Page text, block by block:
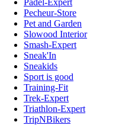
Pecheur-Store
Pet and Garden
Slowood Interior
Smash-Expert
Sneak'In
Sneakids
Sport is good
Training-Fit
Trek-Expert
Triathlon-Expert
TripNBikers